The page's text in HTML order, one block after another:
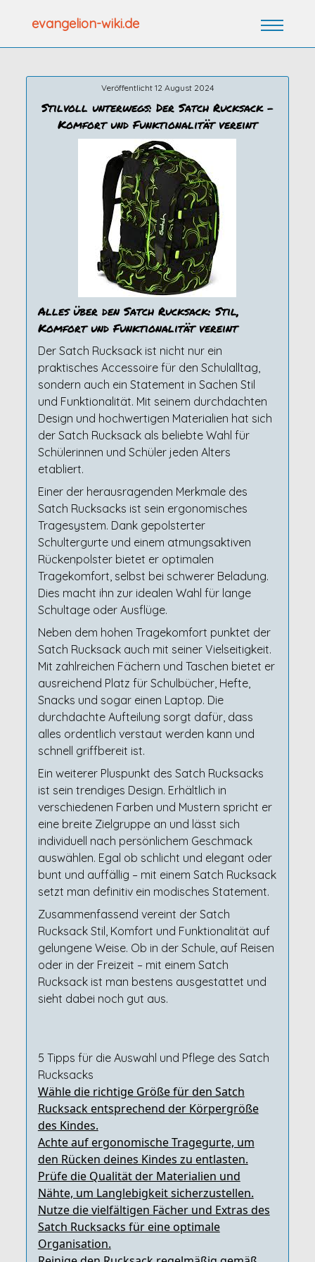
evangelion-wiki.de
Veröffentlicht 12 August 2024
Stilvoll unterwegs: Der Satch Rucksack –
Komfort und Funktionalität vereint
Alles über den Satch Rucksack: Stil,
Komfort und Funktionalität vereint
Der Satch Rucksack ist nicht nur ein
praktisches Accessoire für den Schulalltag,
sondern auch ein Statement in Sachen Stil
und Funktionalität. Mit seinem durchdachten
Design und hochwertigen Materialien hat sich
der Satch Rucksack als beliebte Wahl für
Schülerinnen und Schüler jeden Alters
etabliert.
Einer der herausragenden Merkmale des
Satch Rucksacks ist sein ergonomisches
Tragesystem. Dank gepolsterter
Schultergurte und einem atmungsaktiven
Rückenpolster bietet er optimalen
Tragekomfort, selbst bei schwerer Beladung.
Dies macht ihn zur idealen Wahl für lange
Schultage oder Ausflüge.
Neben dem hohen Tragekomfort punktet der
Satch Rucksack auch mit seiner Vielseitigkeit.
Mit zahlreichen Fächern und Taschen bietet er
ausreichend Platz für Schulbücher, Hefte,
Snacks und sogar einen Laptop. Die
durchdachte Aufteilung sorgt dafür, dass
alles ordentlich verstaut werden kann und
schnell griffbereit ist.
Ein weiterer Pluspunkt des Satch Rucksacks
ist sein trendiges Design. Erhältlich in
verschiedenen Farben und Mustern spricht er
eine breite Zielgruppe an und lässt sich
individuell nach persönlichem Geschmack
auswählen. Egal ob schlicht und elegant oder
bunt und auffällig – mit einem Satch Rucksack
setzt man definitiv ein modisches Statement.
Zusammenfassend vereint der Satch
Rucksack Stil, Komfort und Funktionalität auf
gelungene Weise. Ob in der Schule, auf Reisen
oder in der Freizeit – mit einem Satch
Rucksack ist man bestens ausgestattet und
sieht dabei noch gut aus.
5 Tipps für die Auswahl und Pflege des Satch
Rucksacks
Wähle die richtige Größe für den Satch
Rucksack entsprechend der Körpergröße
des Kindes.
Achte auf ergonomische Tragegurte, um
den Rücken deines Kindes zu entlasten.
Prüfe die Qualität der Materialien und
Nähte, um Langlebigkeit sicherzustellen.
Nutze die vielfältigen Fächer und Extras des
Satch Rucksacks für eine optimale
Organisation.